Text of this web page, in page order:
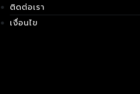
ติดต่อเรา
เงื่อนไข